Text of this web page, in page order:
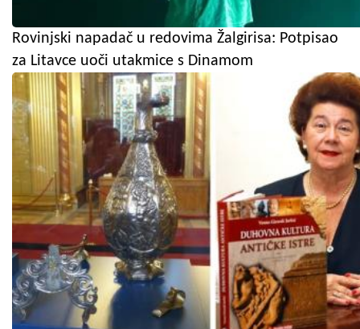
Rovinjski napadač u redovima Žalgirisa: Potpisao
za Litavce uoči utakmice s Dinamom